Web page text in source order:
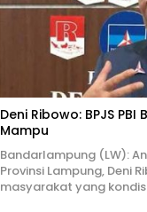
Deni Ribowo: BPJS
Mampu
Bandarlampung (LW):
Provinsi Lampung, Deni
masyarakat yang